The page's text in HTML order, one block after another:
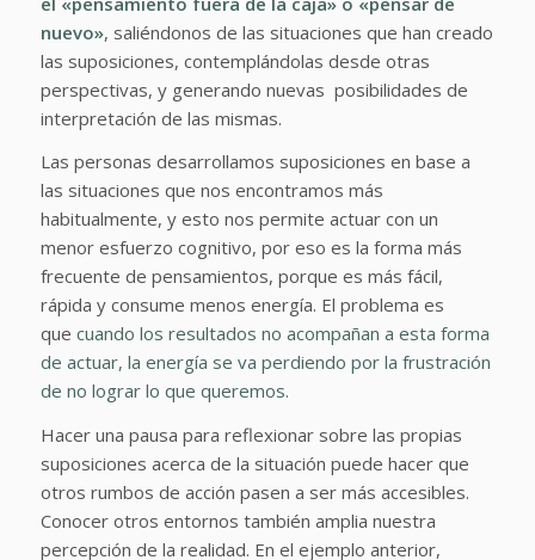
nuevo», saliéndonos de las situaciones que han creado
las suposiciones, contemplándolas desde otras
perspectivas, y generando nuevas posibilidades de
interpretación de las mismas.
Las personas desarrollamos suposiciones en base a
las situaciones que nos encontramos más
habitualmente, y esto nos permite actuar con un
menor esfuerzo cognitivo, por eso es la forma más
frecuente de pensamientos, porque es más fácil,
rápida y consume menos energía. El problema es
que cuando los resultados no acompañan a esta forma
de actuar, la energía se va perdiendo por la frustración
de no lograr lo que queremos.
Hacer una pausa para reflexionar sobre las propias
suposiciones acerca de la situación puede hacer que
otros rumbos de acción pasen a ser más accesibles.
Conocer otros entornos también amplia nuestra
percepción de la realidad. En el ejemplo anterior,